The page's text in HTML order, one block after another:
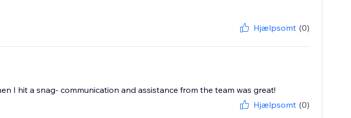
Hjælpsomt (0)
I hit a snag- communication and assistance from the team was great!
Hjælpsomt (0)